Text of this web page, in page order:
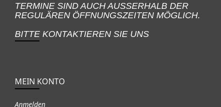
TERMINE SIND AUCH AUSSERHALB DER
REGULÄREN ÖFFNUNGSZEITEN MÖGLICH.
BITTE KONTAKTIEREN SIE UNS
MEIN KONTO
Anmelden